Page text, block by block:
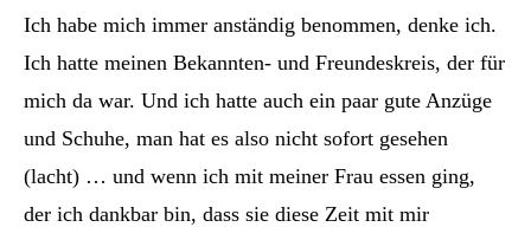
Ich habe mich immer anständig benommen, denke ich.
Ich hatte meinen Bekannten- und Freundeskreis, der für
mich da war. Und ich hatte auch ein paar gute Anzüge
und Schuhe, man hat es also nicht sofort gesehen
(lacht) … und wenn ich mit meiner Frau essen ging,
der ich dankbar bin, dass sie diese Zeit mit mir